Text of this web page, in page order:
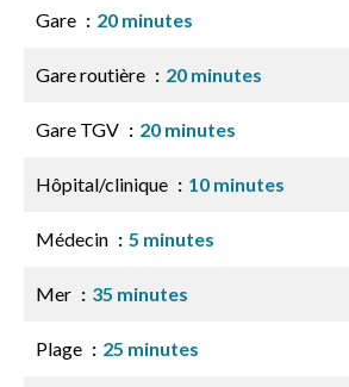
Gare 20 minutes
Gare routière 20 minutes
Gare TGV 20 minutes
Hôpital/clinique 10 minutes
Médecin 5 minutes
Mer 35 minutes
Plage 25 minutes